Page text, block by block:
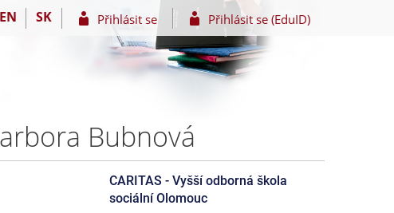
EN SK Přihlásit se Přihlásit se (EduID)
Bubnová
CARITAS - Vyšší odborná škola
sociální Olomouc